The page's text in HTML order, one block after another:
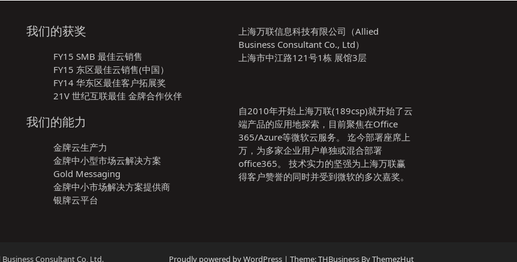
我们的获奖
FY15 SMB 最佳云销售
FY15 东区最佳云销售(中国）
FY14 华东区最佳客户拓展奖
21V 世纪互联最佳 金牌合作伙伴
我们的能力
金牌云生产力
金牌中小型市场云解决方案
Gold Messaging
金牌中小市场解决方案提供商
银牌云平台
上海万联信息科技有限公司（Allied
Business Consultant Co., Ltd）
上海市中江路121号1栋 展馆3层
自2010年开始上海万联(189csp)就开始了云
端产品的应用地探索，目前聚焦在Office
365/Azure等微软云服务。 迄今部署座席上
万，为多家企业用户单独或混合部署
office365。 技术实力的坚强为上海万联赢
得客户赞誉的同时并受到微软的多次嘉奖。
Consultant Co, Ltd. Proudly powered by WordPress | Theme: THBusiness By ThemezHut